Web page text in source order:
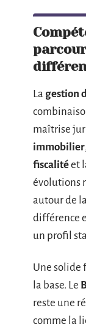
La gestion
maîtrise
immobilier
fiscalitéet
évolutions
autour de la
différence
un profil
Une solide
la base. Le
reste une
comme la